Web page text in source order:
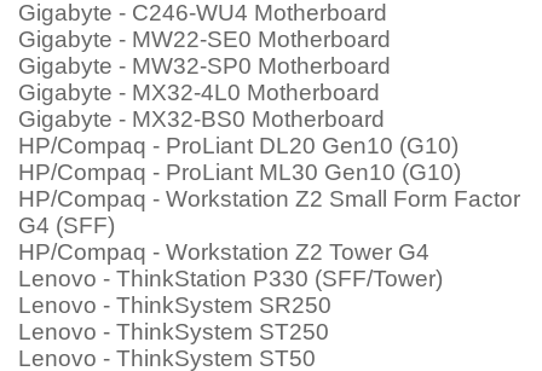
Gigabyte - C246-WU4 Motherboard
Gigabyte - MW22-SE0 Motherboard
Gigabyte - MW32-SP0 Motherboard
Gigabyte - MX32-4L0 Motherboard
Gigabyte - MX32-BS0 Motherboard
HP/Compaq - ProLiant DL20 Gen10 (G10)
HP/Compaq - ProLiant ML30 Gen10 (G10)
HP/Compaq - Workstation Z2 Small Form Factor
G4 (SFF)
HP/Compaq - Workstation Z2 Tower G4
Lenovo - ThinkStation P330 (SFF/Tower)
Lenovo - ThinkSystem SR250
Lenovo - ThinkSystem ST250
Lenovo - ThinkSystem ST50